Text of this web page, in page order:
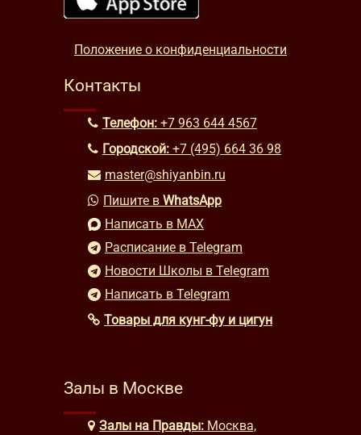
Положение о конфиденциальности
Контакты
Телефон: +7 963 644 4567
Городской: +7 (495) 664 36 98
master@shiyanbin.ru
Пишите в WhatsApp
Написать в MAX
Расписание в Telegram
Новости Школы в Telegram
Написать в Telegram
Товары для кунг-фу и цигун
Залы в Москве
Залы на Правды: Москва,